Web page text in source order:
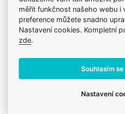
Jsme zkušení
Mazlíčkům pomáháme
Vždy odborně
Pomůžeme s výběrem,
Prodáváme to, čemu
měřit funkčnost našeho webu i
preference můžete snadno
Nastavení cookies. Kompletní
zde.
Souhlasím
Nastavení